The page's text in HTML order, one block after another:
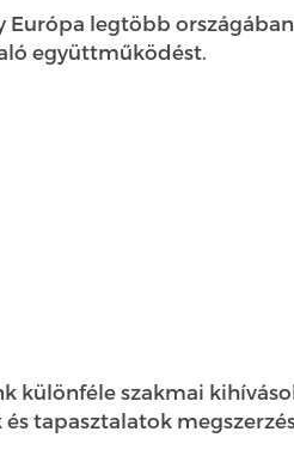
legtöbb
együttműködést.
különféle szakmai
tapasztalatok